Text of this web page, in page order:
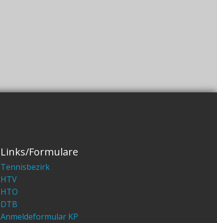
Links/Formulare
Tennisbezirk
HTV
HTO
DTB
Anmeldeformular KP